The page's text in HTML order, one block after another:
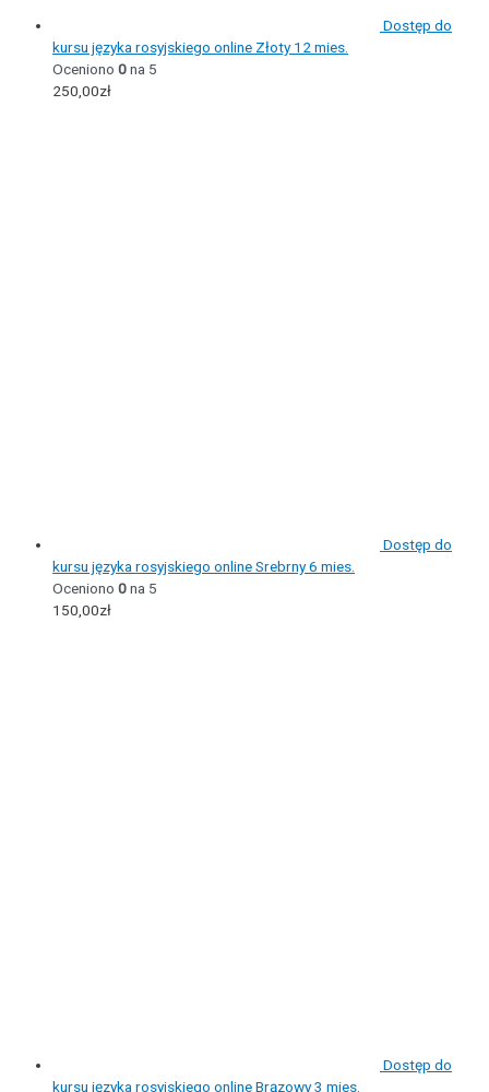
Dostęp do
kursu języka rosyjskiego online Złoty 12 mies.
Oceniono 0na 5
250,00zł
Dostęp do
kursu języka rosyjskiego online Srebrny 6 mies.
Oceniono 0na 5
150,00zł
Dostęp do
kursu języka rosyjskiego online Brązowy 3 mies.